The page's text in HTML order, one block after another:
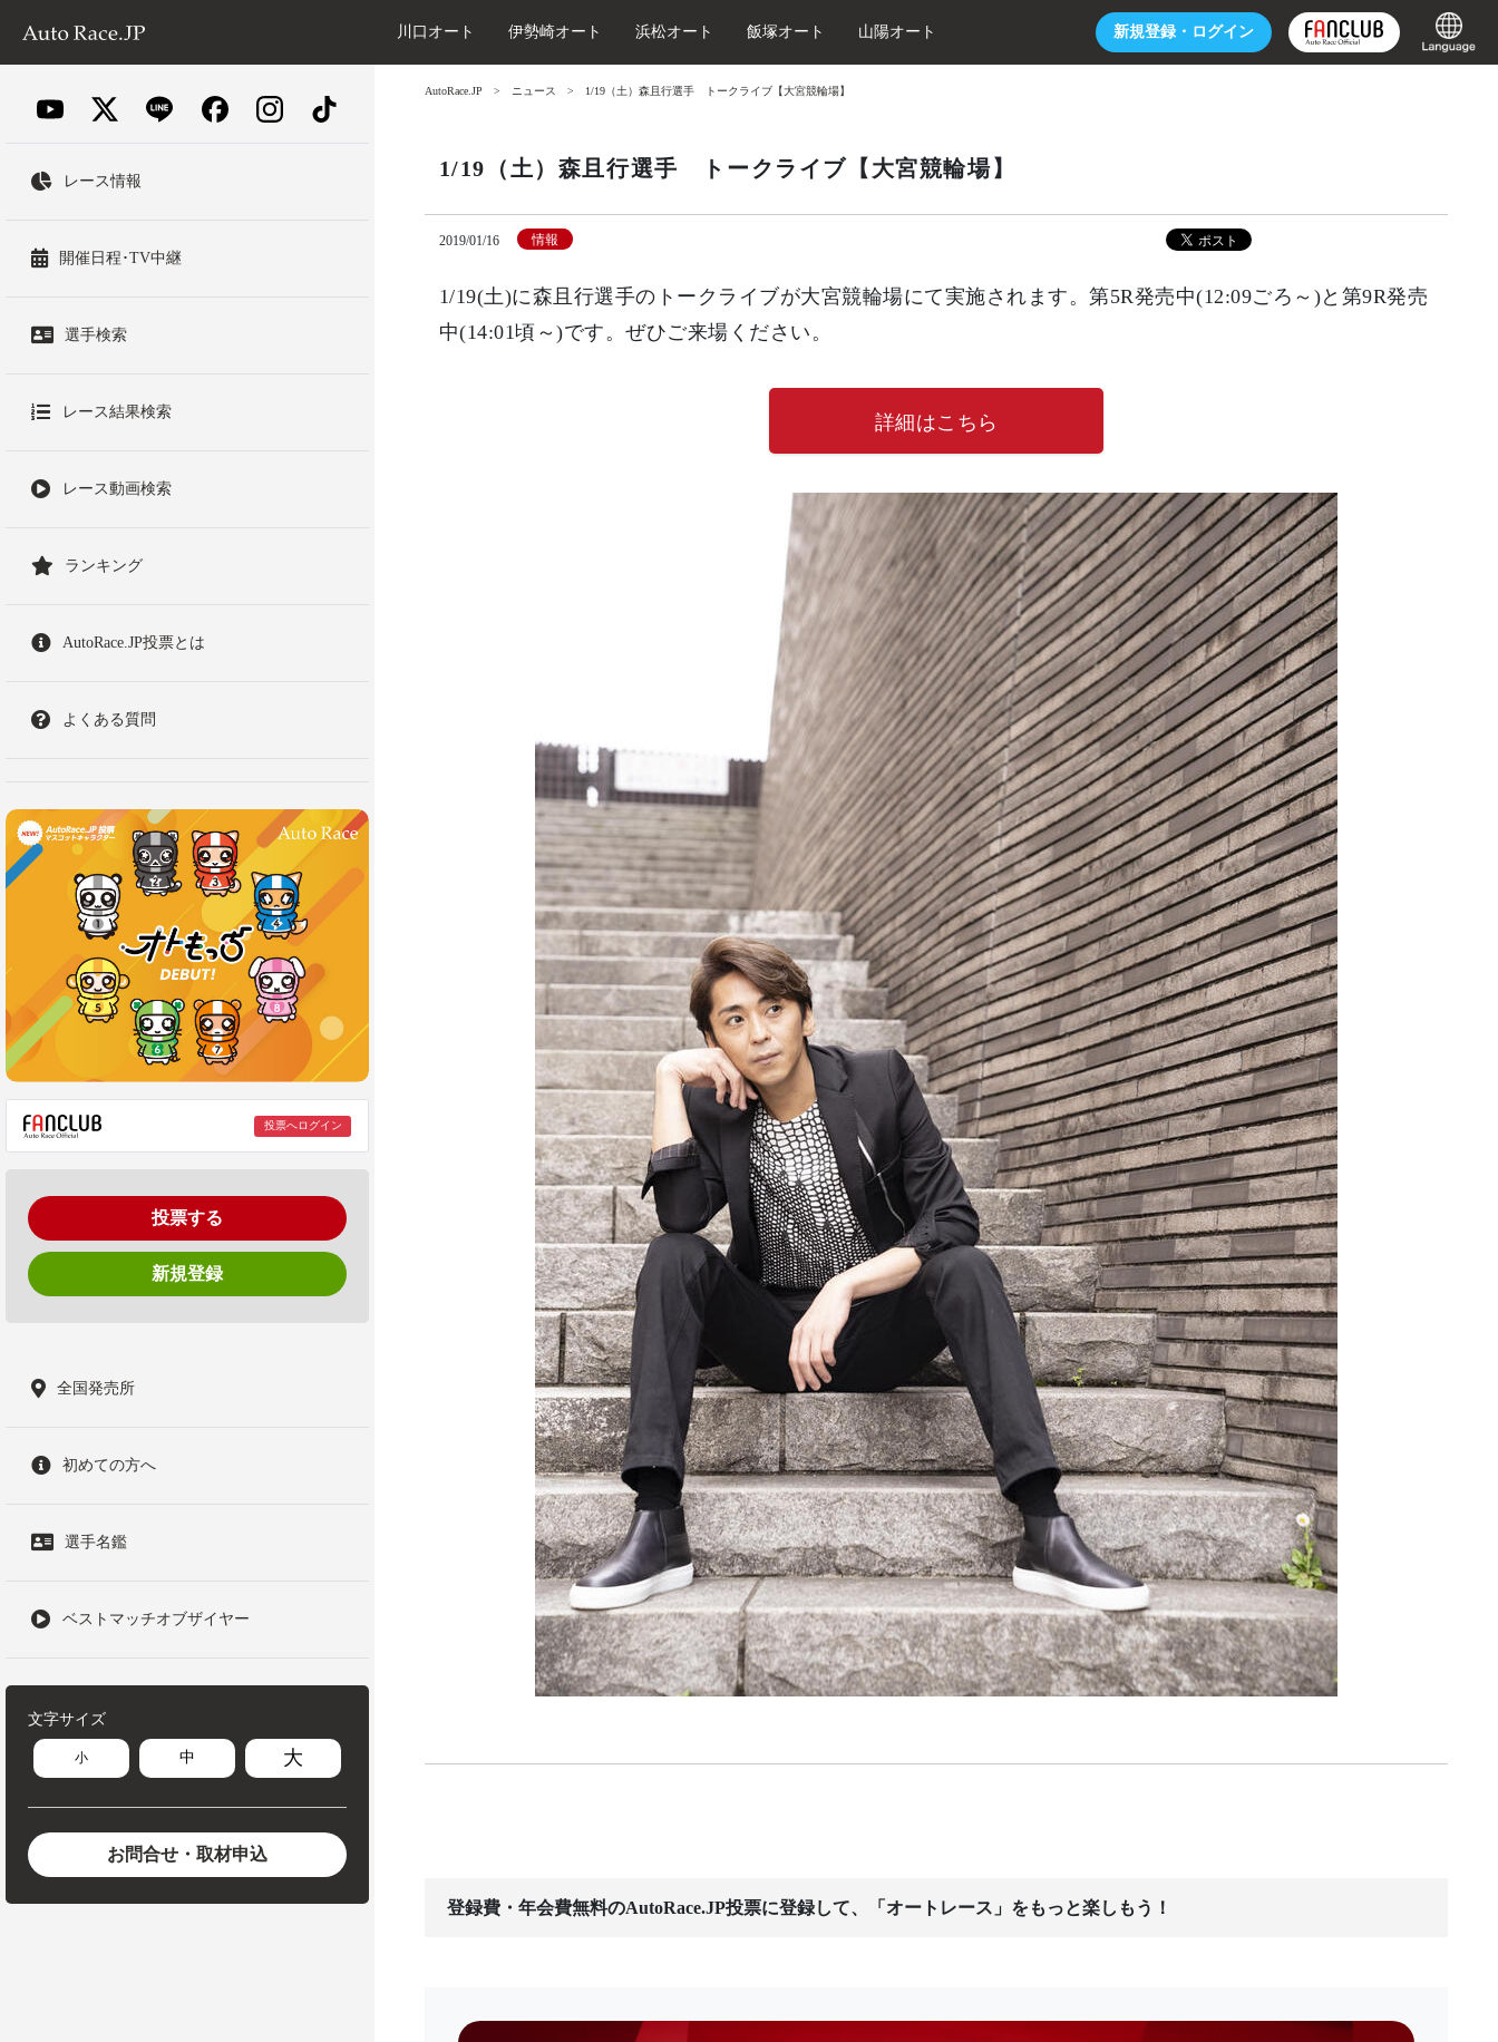
新規登録・ ログイン
川口オート 伊勢崎オート 浜松オート 飯塚オート 山陽オート
レース情報
開催日程･TV中継
選手検索
レース結果検索
レース動画検索
ランキング
AutoRace.JP投票とは
よくある質問
投票へログイン
投票する
新規登録
全国発売所
初めての方へ
選手名鑑
ベストマッチオブザイヤー
文字サイズ
小 中 大
お問合せ・取材申込
AutoRace.JP ニュース 1/19（土）森且行選手 トークライブ【大宮競輪場】
1/19（土）森且行選手 トークライブ【大宮競輪場】
2019/01/16 情報
1/19(土)に森且行選手のトークライブが大宮競輪場にて実施されます。第5R発売中(12:09ごろ～)と第9R発売
中(14:01頃～)です。ぜひご来場ください。
詳細はこちら
登録費・年会費無料のAutoRace.JP投票に登録して、「オートレース」をもっと楽しもう！